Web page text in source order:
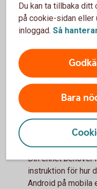
Instruktioner
iOS och
Vi rekommenderar
operativsystem
för uppdatering
Uppdatera din
Din enhet behöver
instruktion för hur
Android på mobila
Du kan ta tillbaka ditt
på cookie-sidan eller
inloggad. Så
Bara